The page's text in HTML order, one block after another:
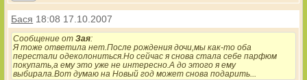
Бася 18:08 17.10.2007
Сообщение отЗaя:
Я тоже ответила нет.После рождения дочи,мы как-то оба
перестали одеколониться.Но сейчас я снова стала себе парфюм
покупать,а ему это уже не интересно.А до этого я ему
выбирала.Вот думаю на Новый год может снова подарить...